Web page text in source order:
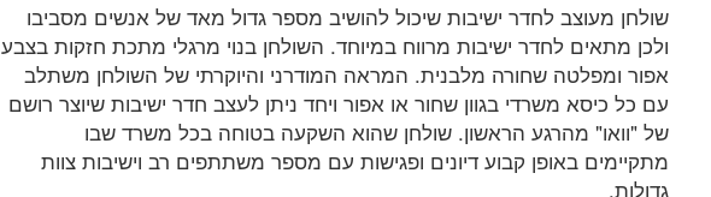
שולחן מעוצב לחדר ישיבות שיכול להושיב מספר גדול מאד של אנשים מסביבו
ולכן מתאים לחדר ישיבות מרווח במיוחד. השולחן בנוי מרגלי מתכת חזקות בצבע
אפור ומפלטה שחורה מלבנית. המראה המודרני והיוקרתי של השולחן משתלב
עם כל כיסא משרדי בגוון שחור או אפור ויחד ניתן לעצב חדר ישיבות שיוצר רושם
של "וואו" מהרגע הראשון. שולחן שהוא השקעה בטוחה בכל משרד שבו
מתקיימים באופן קבוע דיונים ופגישות עם מספר משתתפים רב וישיבות צוות
גדולות.